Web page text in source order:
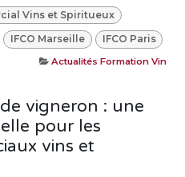
Vins et Spiritueux
IFCO Marseille IFCO Paris
Actualités Formation Vin
vigneron : une
pour les
vins et